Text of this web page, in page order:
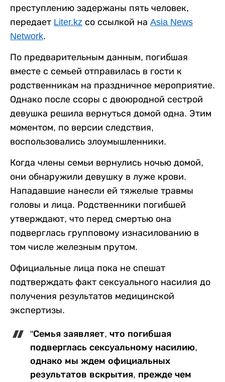
преступлению задержаны пять человек,
передает Liter.kz со ссылкой на Asia News
Network.
По предварительным данным, погибшая
вместе с семьей отправилась в гости к
родственникам на праздничное мероприятие.
Однако после ссоры с двоюродной сестрой
девушка решила вернуться домой одна. Этим
моментом, по версии следствия,
воспользовались злоумышленники.
Когда члены семьи вернулись ночью домой,
они обнаружили девушку в луже крови.
Нападавшие нанесли ей тяжелые травмы
головы и лица. Родственники погибшей
утверждают, что перед смертью она
подверглась групповому изнасилованию в
том числе железным прутом.
Официальные лица пока не спешат
подтверждать факт сексуального насилия до
получения результатов медицинской
экспертизы.
"Семья заявляет, что погибшая
подверглась сексуальному насилию,
однако мы ждем официальных
результатов вскрытия, прежде чем